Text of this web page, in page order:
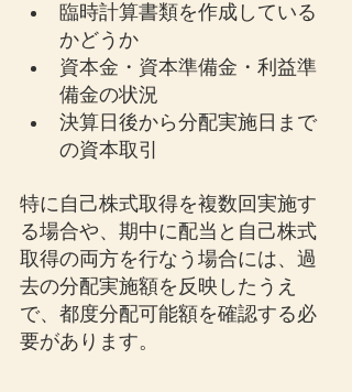
臨時計算書類を作成している
かどうか
資本金・資本準備金・利益準
備金の状況
決算日後から分配実施日まで
の資本取引
特に自己株式取得を複数回実施す
る場合や、期中に配当と自己株式
取得の両方を行なう場合には、過
去の分配実施額を反映したうえ
で、都度分配可能額を確認する必
要があります。